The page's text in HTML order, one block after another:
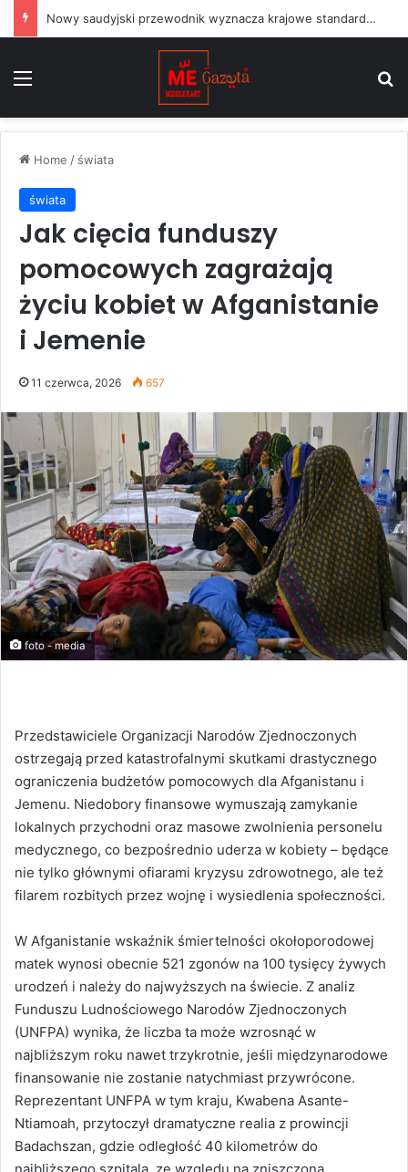
Nowy saudyjski przewodnik wyznacza krajowe standardy dla projektów sztuki publicznej
Home / świata
świata
Jak cięcia funduszy
pomocowych zagrażają
życiu kobiet w Afganistanie
i Jemenie
11 czerwca, 2026 657
foto - media
Przedstawiciele Organizacji Narodów Zjednoczonych
ostrzegają przed katastrofalnymi skutkami drastycznego
ograniczenia budżetów pomocowych dla Afganistanu i
Jemenu. Niedobory finansowe wymuszają zamykanie
lokalnych przychodni oraz masowe zwolnienia personelu
medycznego, co bezpośrednio uderza w kobiety – będące
nie tylko głównymi ofiarami kryzysu zdrowotnego, ale też
filarem rozbitych przez wojnę i wysiedlenia społeczności.
W Afganistanie wskaźnik śmiertelności okołoporodowej
matek wynosi obecnie 521 zgonów na 100 tysięcy żywych
urodzeń i należy do najwyższych na świecie. Z analiz
Funduszu Ludnościowego Narodów Zjednoczonych
(UNFPA) wynika, że liczba ta może wzrosnąć w
najbliższym roku nawet trzykrotnie, jeśli międzynarodowe
finansowanie nie zostanie natychmiast przywrócone.
Reprezentant UNFPA w tym kraju, Kwabena Asante-
Ntiamoah, przytoczył dramatyczne realia z prowincji
Badachszan, gdzie odległość 40 kilometrów do